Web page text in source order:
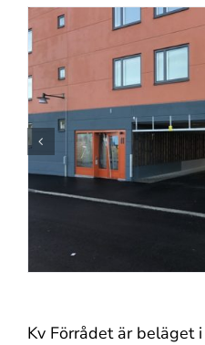
Kv Förrådet är beläget